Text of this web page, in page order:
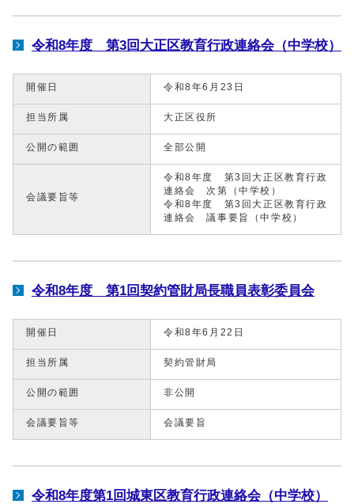
令和8年度 第3回大正区教育行政連絡会（中学校）
開催日 令和8年6月23日
担当所属 大正区役所
公開の範囲 全部公開
会議要旨等
令和8年度 第3回大正区教育行政
連絡会 次第（中学校）
令和8年度 第3回大正区教育行政
連絡会 議事要旨（中学校）
令和8年度 第1回契約管財局長職員表彰委員会
開催日 令和8年6月22日
担当所属 契約管財局
公開の範囲 非公開
会議要旨等 会議要旨
令和8年度第1回城東区教育行政連絡会（中学校）